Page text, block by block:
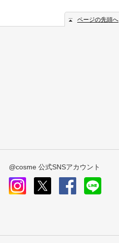
ページの先頭へ
@cosme 公式SNSアカウント